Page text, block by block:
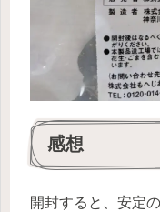
感想
開封すると、安定